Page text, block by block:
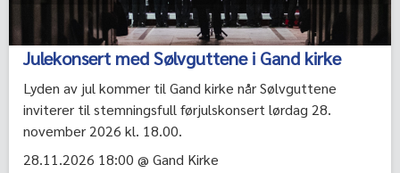
Julekonsert med Sølvguttene i Gand kirke
Lyden av jul kommer til Gand kirke når Sølvguttene
inviterer til stemningsfull førjulskonsert lørdag 28.
november 2026 kl. 18.00.
28.11.2026 18:00 @ Gand Kirke